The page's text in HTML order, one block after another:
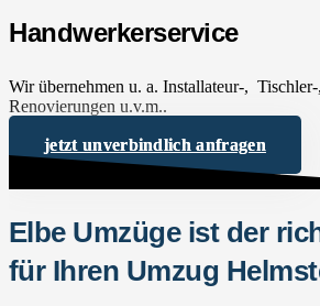
Handwerkerservice
Wir übernehmen u. a. Installateur-,
Renovierungen u.v.m..
jetzt unverbindlich anfragen
Elbe Umzüge ist der
für Ihren Umzug